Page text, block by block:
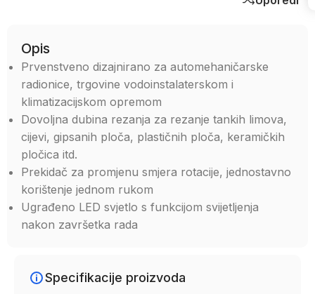
Opis
Prvenstveno dizajnirano za automehaničarske
radionice, trgovine vodoinstalaterskom i
klimatizacijskom opremom
Dovoljna dubina rezanja za rezanje tankih limova,
cijevi, gipsanih ploča, plastičnih ploča, keramičkih
pločica itd.
Prekidač za promjenu smjera rotacije, jednostavno
korištenje jednom rukom
Ugrađeno LED svjetlo s funkcijom svijetljenja
nakon završetka rada
Specifikacije proizvoda